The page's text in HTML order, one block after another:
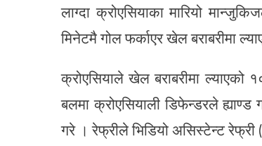
लाग्दा क्रोएसियाका मारियो
मिनेटमै गोल फर्काएर खेल बराबरीमा
क्रोएसियाले खेल बराबरीमा ल्याएको
बलमा क्रोएसियाली डिफेन्डरले ह्याण्ड
गरे । रेफ्रीले भिडियो असिस्टेन्ट रेफ्री